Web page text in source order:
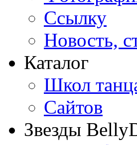
Ссылку
Новость,
Каталог
Школ
Сайтов
Звезды